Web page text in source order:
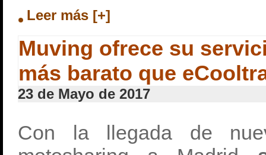
Leer más [+]
Muving ofrece su
más barato que
23 de Mayo de 2017
Con la llegada de